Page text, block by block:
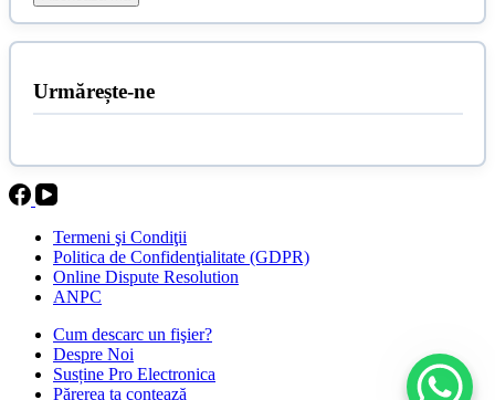
Urmărește-ne
Termeni şi Condiţii
Politica de Confidenţialitate (GDPR)
Online Dispute Resolution
ANPC
Cum descarc un fişier?
Despre Noi
Susține Pro Electronica
Părerea ta contează